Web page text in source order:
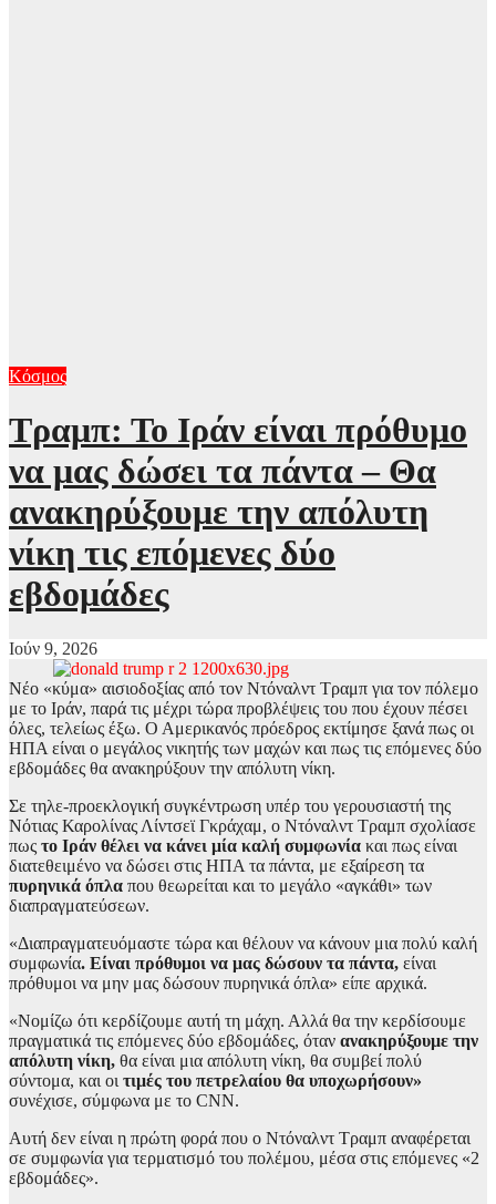
Κόσμος
Τραμπ: Το Ιράν είναι πρόθυμο
να μας δώσει τα πάντα – Θα
ανακηρύξουμε την απόλυτη
νίκη τις επόμενες δύο
εβδομάδες
Ιούν 9, 2026
Νέο «κύμα» αισιοδοξίας από τον Ντόναλντ Τραμπ για τον πόλεμο
με το Ιράν, παρά τις μέχρι τώρα προβλέψεις του που έχουν πέσει
όλες, τελείως έξω. Ο Αμερικανός πρόεδρος εκτίμησε ξανά πως οι
ΗΠΑ είναι ο μεγάλος νικητής των μαχών και πως τις επόμενες δύο
εβδομάδες θα ανακηρύξουν την απόλυτη νίκη.
Σε τηλε-προεκλογική συγκέντρωση υπέρ του γερουσιαστή της
Νότιας Καρολίνας Λίντσεϊ Γκράχαμ, ο Ντόναλντ Τραμπ σχολίασε
πως το Ιράν θέλει να κάνει μία καλή συμφωνία και πως είναι
διατεθειμένο να δώσει στις ΗΠΑ τα πάντα, με εξαίρεση τα
πυρηνικά όπλα που θεωρείται και το μεγάλο «αγκάθι» των
διαπραγματεύσεων.
«Διαπραγματευόμαστε τώρα και θέλουν να κάνουν μια πολύ καλή
συμφωνία. Είναι πρόθυμοι να μας δώσουν τα πάντα, είναι
πρόθυμοι να μην μας δώσουν πυρηνικά όπλα» είπε αρχικά.
«Νομίζω ότι κερδίζουμε αυτή τη μάχη. Αλλά θα την κερδίσουμε
πραγματικά τις επόμενες δύο εβδομάδες, όταν ανακηρύξουμε την
απόλυτη νίκη, θα είναι μια απόλυτη νίκη, θα συμβεί πολύ
σύντομα, και οι τιμές του πετρελαίου θα υποχωρήσουν»
συνέχισε, σύμφωνα με το CNN.
Αυτή δεν είναι η πρώτη φορά που ο Ντόναλντ Τραμπ αναφέρεται
σε συμφωνία για τερματισμό του πολέμου, μέσα στις επόμενες «2
εβδομάδες».